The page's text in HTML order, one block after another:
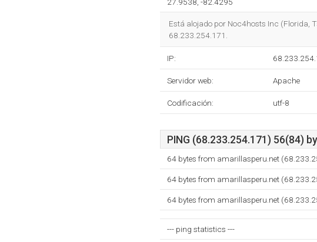
Está alojado por Noc4hosts Inc (Florida,
68.233.254.171.
IP:
Servidor web: Apache
Codificación: utf-8
PING (68.233.254.171) 56(84)
64 bytes from amarillasperu.net
64 bytes from amarillasperu.net
64 bytes from amarillasperu.net
--- ping statistics ---